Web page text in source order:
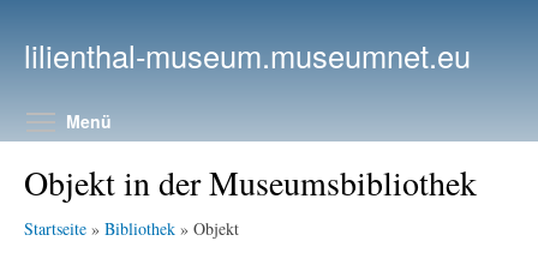
lilienthal-museum.museumnet.eu
Menü
Objekt in der Museumsbibliothek
Startseite » Bibliothek » Objekt